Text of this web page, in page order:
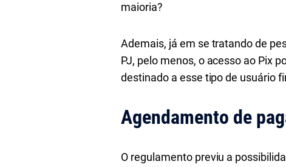
maioria?
Ademais, já em se tratando de
PJ, pelo menos, o acesso ao Pix
destinado a esse tipo de usuário
Agendamento de
O regulamento previu a